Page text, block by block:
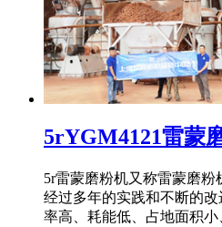
5rYGM4121雷蒙
5r雷蒙磨粉机又称雷蒙磨
经过多年的实践和不断的
率高、耗能低、占地面积